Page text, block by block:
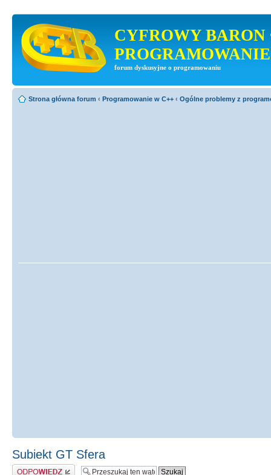
CYFROWY BARON
PROGRAMOWANIE
forum dyskusyjne o programowaniu
Strona główna forum ‹ Programowanie w C++ ‹ Ogólne problemy z
Subiekt GT Sfera
Odpowiedz